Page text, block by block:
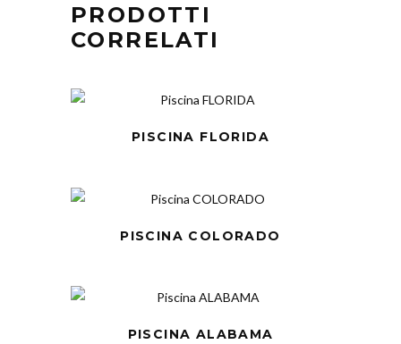
PRODOTTI
CORRELATI
PISCINA FLORIDA
PISCINA COLORADO
PISCINA ALABAMA